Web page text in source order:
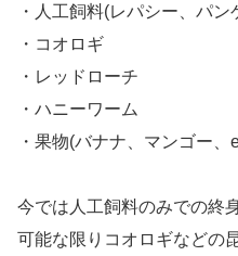
・人工飼料(レパシー、パ
・コオロギ
・レッドローチ
・ハニーワーム
・果物(バナナ、マンゴー
今では人工飼料のみでの終
可能な限りコオロギなどの